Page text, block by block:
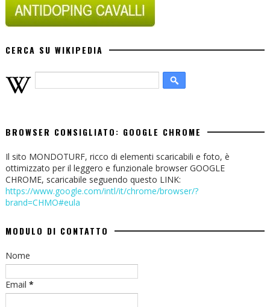
CERCA SU WIKIPEDIA
BROWSER CONSIGLIATO: GOOGLE CHROME
Il sito MONDOTURF, ricco di elementi scaricabili e foto, è
ottimizzato per il leggero e funzionale browser GOOGLE
CHROME, scaricabile seguendo questo LINK:
https://www.google.com/intl/it/chrome/browser/?
brand=CHMO#eula
MODULO DI CONTATTO
Nome
Email *